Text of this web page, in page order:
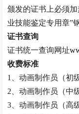
颁发的证书上必须
业技能鉴定专用章”
证书查询
证书统一查询网址
收费标准
1
、动画制作员（初
2 、动画制作员（中
3 、动画制作员（高